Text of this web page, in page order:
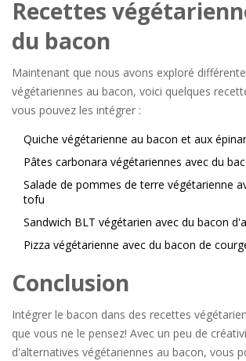
Recettes
du bacon
Maintenant que nous avons exploré
végétariennes au bacon, voici quelques
vous pouvez les intégrer :
Quiche végétarienne au bacon et aux
Pâtes carbonara végétariennes avec du
Salade de pommes de terre végétarienne
tofu
Sandwich BLT végétarien avec du bacon
Pizza végétarienne avec du bacon de
Conclusion
Intégrer le bacon dans des recettes
que vous ne le pensez! Avec un peu de
d'alternatives végétariennes au bacon, vous